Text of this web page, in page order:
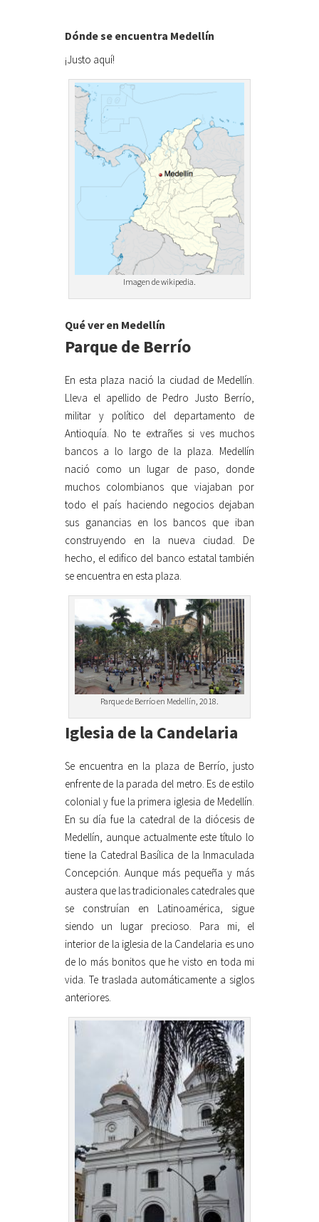
Dónde se encuentra Medellín
¡Justo aquí!
Imagen de wikipedia.
Qué ver en Medellín
Parque de Berrío
En esta plaza nació la ciudad de Medellín.
Lleva el apellido de Pedro Justo Berrío,
militar y político del departamento de
Antioquía. No te extrañes si ves muchos
bancos a lo largo de la plaza. Medellín
nació como un lugar de paso, donde
muchos colombianos que viajaban por
todo el país haciendo negocios dejaban
sus ganancias en los bancos que iban
construyendo en la nueva ciudad. De
hecho, el edifico del banco estatal también
se encuentra en esta plaza.
Parque de Berrío en Medellín, 2018.
Iglesia de la Candelaria
Se encuentra en la plaza de Berrío, justo
enfrente de la parada del metro. Es de estilo
colonial y fue la primera iglesia de Medellín.
En su día fue la catedral de la diócesis de
Medellín, aunque actualmente este título lo
tiene la Catedral Basílica de la Inmaculada
Concepción. Aunque más pequeña y más
austera que las tradicionales catedrales que
se construían en Latinoamérica, sigue
siendo un lugar precioso. Para mi, el
interior de la iglesia de la Candelaria es uno
de lo más bonitos que he visto en toda mi
vida. Te traslada automáticamente a siglos
anteriores.